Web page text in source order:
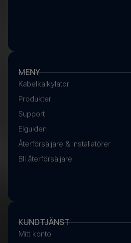
MENY
Kabelkalkylator
Produkter
Support
Elguiden
Återförsäljare & Installatörer
Bli återförsäljare
KUNDTJÄNST
Mitt konto